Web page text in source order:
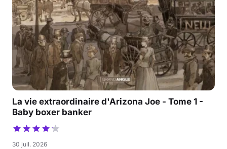
La vie extraordinaire d'Arizona Joe - Tome 1 -
Baby boxer banker
30 juil. 2026